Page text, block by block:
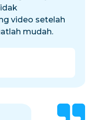
video setelah
mudah.